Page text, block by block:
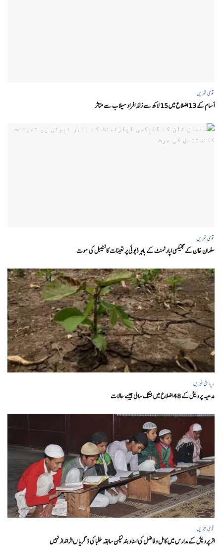
قومی خبریں
آسام کے 13 اضلاع میں 15 لاکھ سے زائد افراد سیلاب سے متاثر
قومی خبریں
سلمان خان کے گلیکسی اپارٹمنٹ کے باہر ڈیوٹی پر تعینات کانسٹیبل کی موت
ریاستی خبریں
مدھیہ پردیش کے 48 اضلاع میں خشک سالی جیسے حالات
قومی خبریں
اتر پردیش کےمدارس میں کامل و فاضل کی اسناد بند لیکن سابقہ طلبا کی ڈگریا ں اثرانداز نہیں